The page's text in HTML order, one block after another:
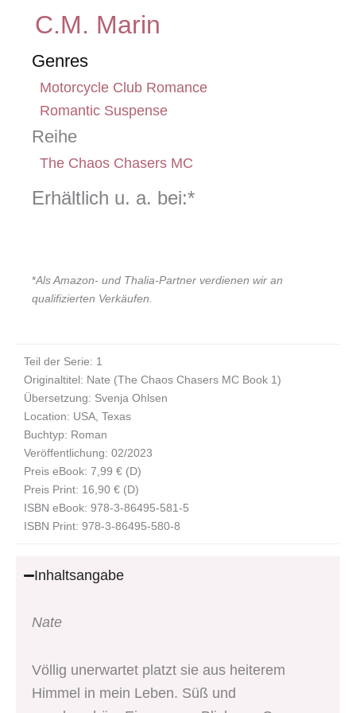
C.M. Marin
Genres
Motorcycle Club Romance
Romantic Suspense
Reihe
The Chaos Chasers MC
Erhältlich u. a. bei:*
*Als Amazon- und Thalia-Partner verdienen wir an
qualifizierten Verkäufen.
Teil der Serie: 1
Originaltitel: Nate (The Chaos Chasers MC Book 1)
Übersetzung: Svenja Ohlsen
Location: USA, Texas
Buchtyp: Roman
Veröffentlichung: 02/2023
Preis eBook: 7,99 € (D)
Preis Print: 16,90 € (D)
ISBN eBook: 978-3-86495-581-5
ISBN Print: 978-3-86495-580-8
Inhaltsangabe
Nate
Völlig unerwartet platzt sie aus heiterem
Himmel in mein Leben. Süß und